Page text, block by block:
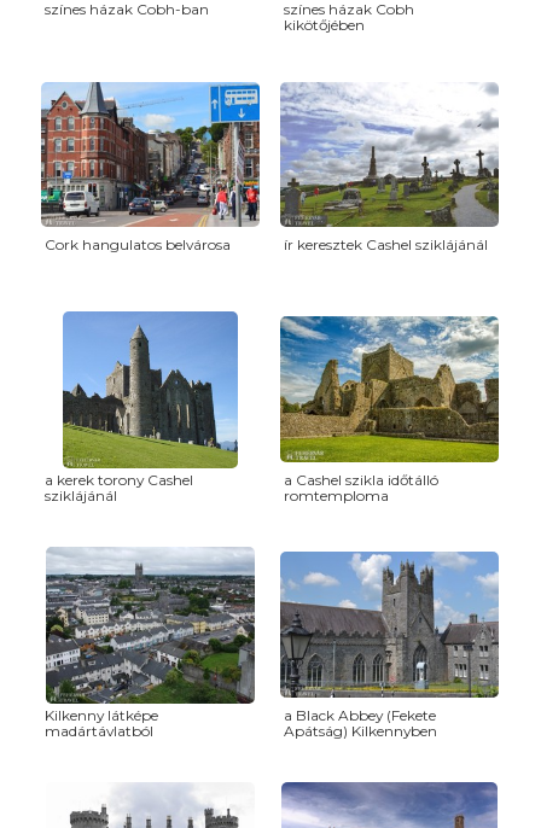
színes házak Cobh-ban
színes házak Cobh
kikötőjében
Cork hangulatos belvárosa ír keresztek Cashel sziklájánál
a kerek torony Cashel
sziklájánál
a Cashel szikla időtálló
romtemploma
Kilkenny látképe
madártávlatból
a Black Abbey (Fekete
Apátság) Kilkennyben